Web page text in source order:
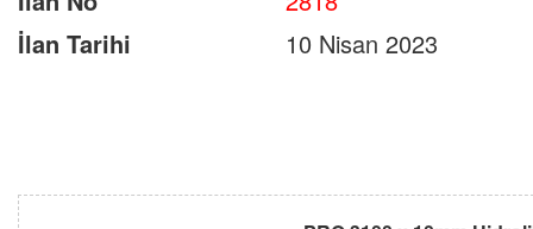
İlan Tarihi
10 Nisan 2023